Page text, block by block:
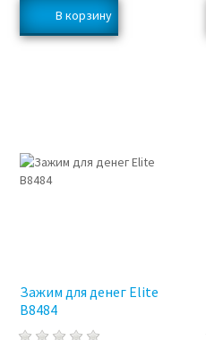
Зажим для денег Elite
B8484